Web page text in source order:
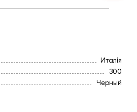
Италія
300
Черный